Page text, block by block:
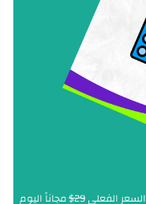
السعر الفعلي29$ مجاناً اليوم